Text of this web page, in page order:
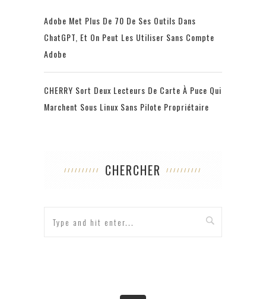
Adobe Met Plus De 70 De Ses Outils Dans
ChatGPT, Et On Peut Les Utiliser Sans Compte
Adobe
CHERRY Sort Deux Lecteurs De Carte À Puce Qui
Marchent Sous Linux Sans Pilote Propriétaire
CHERCHER